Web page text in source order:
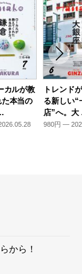
カルが教
た本当の
トレンド
る新しい“
店”へ。
980円 —
から！